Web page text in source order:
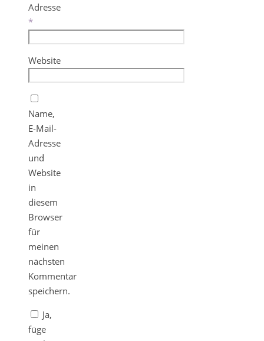
Adresse
*
Website
Name,
E-Mail-
Adresse
und
Website
in
diesem
Browser
für
meinen
nächsten
Kommentar
speichern.
Ja,
füge